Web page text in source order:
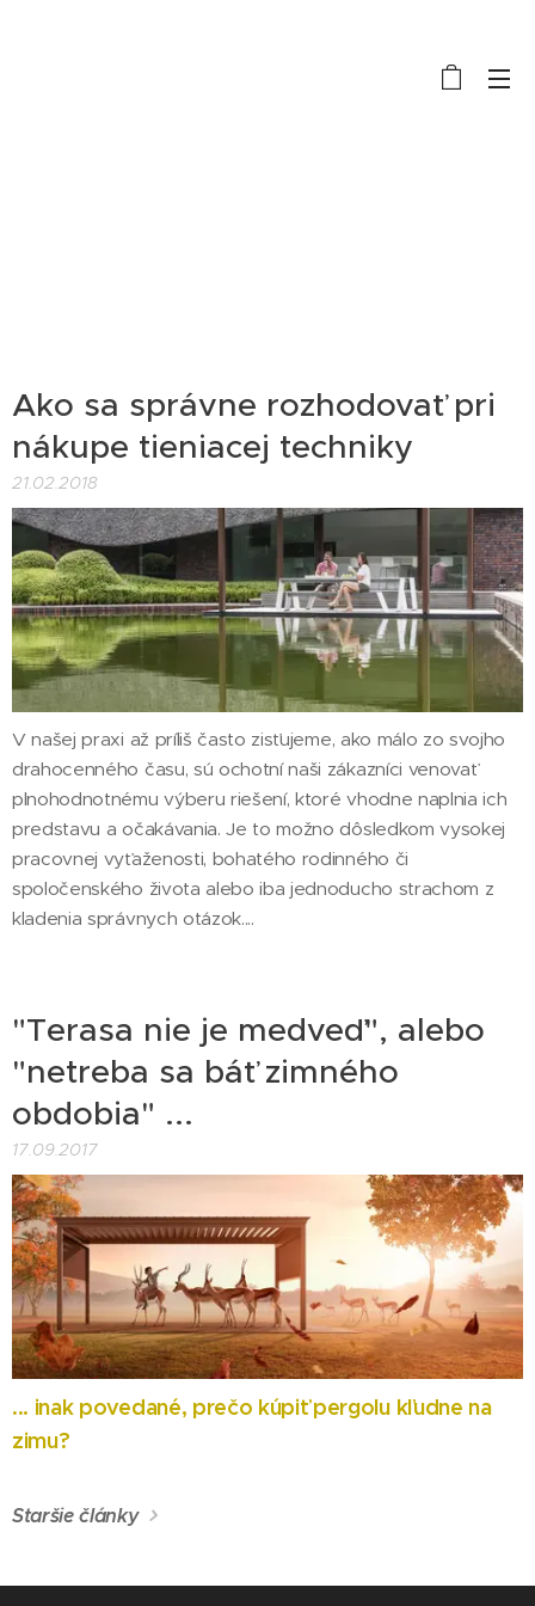
Ako sa správne rozhodovať pri
nákupe tieniacej techniky
21.02.2018
V našej praxi až príliš často zisťujeme, ako málo zo svojho
drahocenného času, sú ochotní naši zákazníci venovať
plnohodnotnému výberu riešení, ktoré vhodne naplnia ich
predstavu a očakávania. Je to možno dôsledkom vysokej
pracovnej vyťaženosti, bohatého rodinného či
spoločenského života alebo iba jednoducho strachom z
kladenia správnych otázok....
"Terasa nie je medveď", alebo
"netreba sa báť zimného
obdobia" ...
17.09.2017
... inak povedané, prečo kúpiť pergolu kľudne na
zimu?
Staršie články